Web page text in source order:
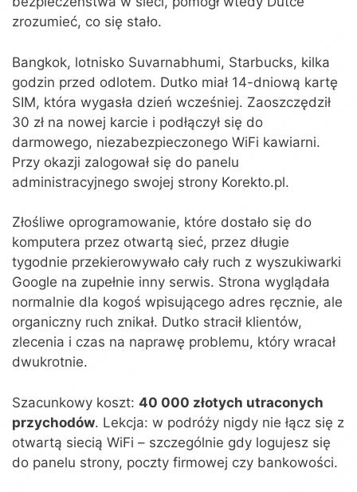
zrozumieć, co się stało.
Bangkok, lotnisko Suvarnabhumi, Starbucks, kilka
godzin przed odlotem. Dutko miał 14-dniową kartę
SIM, która wygasła dzień wcześniej. Zaoszczędził
30 zł na nowej karcie i podłączył się do
darmowego, niezabezpieczonego WiFi kawiarni.
Przy okazji zalogował się do panelu
administracyjnego swojej strony Korekto.pl.
Złośliwe oprogramowanie, które dostało się do
komputera przez otwartą sieć, przez długie
tygodnie przekierowywało cały ruch z wyszukiwarki
Google na zupełnie inny serwis. Strona wyglądała
normalnie dla kogoś wpisującego adres ręcznie, ale
organiczny ruch znikał. Dutko stracił klientów,
zlecenia i czas na naprawę problemu, który wracał
dwukrotnie.
Szacunkowy koszt: 40 000 złotych utraconych
przychodów. Lekcja: w podróży nigdy nie łącz się z
otwartą siecią WiFi – szczególnie gdy logujesz się
do panelu strony, poczty firmowej czy bankowości.